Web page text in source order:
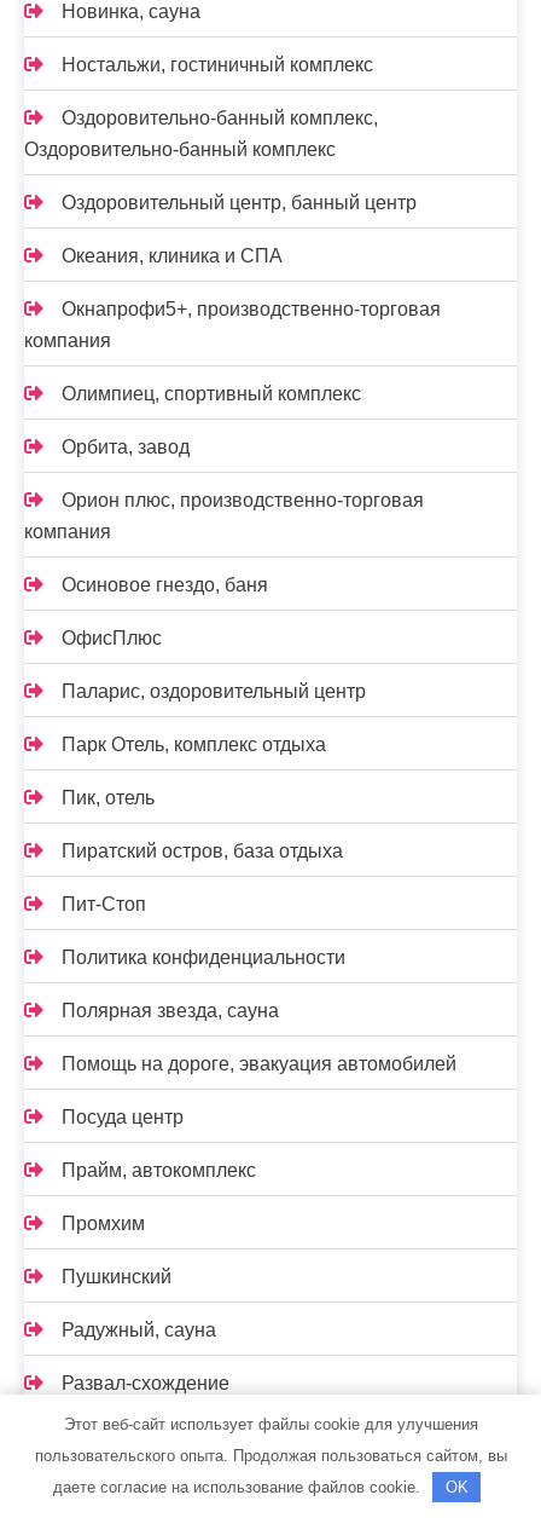
Новинка, сауна
Ностальжи, гостиничный комплекс
Оздоровительно-банный комплекс,
Оздоровительно-банный комплекс
Оздоровительный центр, банный центр
Океания, клиника и СПА
Окнапрофи5+, производственно-торговая
компания
Олимпиец, спортивный комплекс
Орбита, завод
Орион плюс, производственно-торговая
компания
Осиновое гнездо, баня
ОфисПлюс
Паларис, оздоровительный центр
Парк Отель, комплекс отдыха
Пик, отель
Пиратский остров, база отдыха
Пит-Стоп
Политика конфиденциальности
Полярная звезда, сауна
Помощь на дороге, эвакуация автомобилей
Посуда центр
Прайм, автокомплекс
Промхим
Пушкинский
Радужный, сауна
Развал-схождение
Реклама и Контакты
Ремавто
Этот веб-сайт использует файлы cookie для улучшения
пользовательского опыта. Продолжая пользоваться сайтом, вы
даете согласие на использование файлов cookie.
OK